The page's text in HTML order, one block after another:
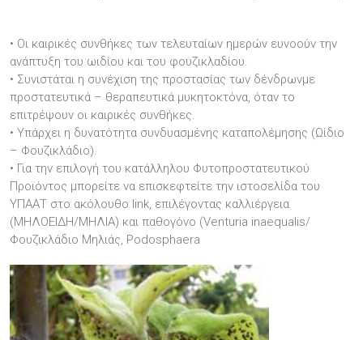
• Οι καιρικές συνθήκες των τελευταίων ημερών ευνοούν την
ανάπτυξη του ωιδίου και του φουζικλαδίου.
• Συνιστάται η συνέχιση της προστασίας των δένδρωνμε
προστατευτικά – θεραπευτικά μυκητοκτόνα, όταν το
επιτρέψουν οι καιρικές συνθήκες.
• Υπάρχει η δυνατότητα συνδυασμένης καταπολέμησης (Ωίδιο
– Φουζικλάδιο).
• Για την επιλογή του κατάλληλου Φυτοπροστατευτικού
Προϊόντος μπορείτε να επισκεφτείτε την ιστοσελίδα του
ΥΠΑΑΤ στο ακόλουθο link, επιλέγοντας καλλιέργεια
(ΜΗΛΟΕΙΔΗ/ΜΗΛΙΑ) και παθογόνο (Venturia inaequalis/
Φουζικλάδιο Μηλιάς, Podosphaera